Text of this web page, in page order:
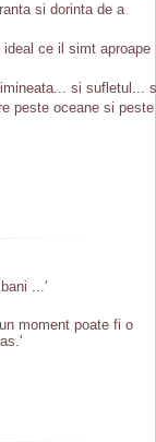
si dorinta de a
ce il simt aproape
si sufletul...
peste oceane si peste
...'
moment poate fi o